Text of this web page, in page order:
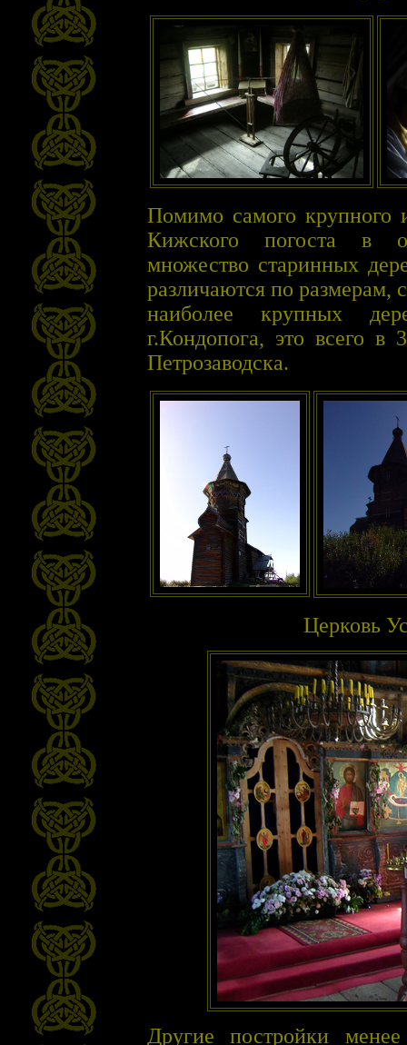
Помимо самого крупного
Кижского погоста в
множество старинных
различаются по размерам,
наиболее крупных
г.Кондопога, это всего в
Петрозаводска.
Церковь
Другие постройки